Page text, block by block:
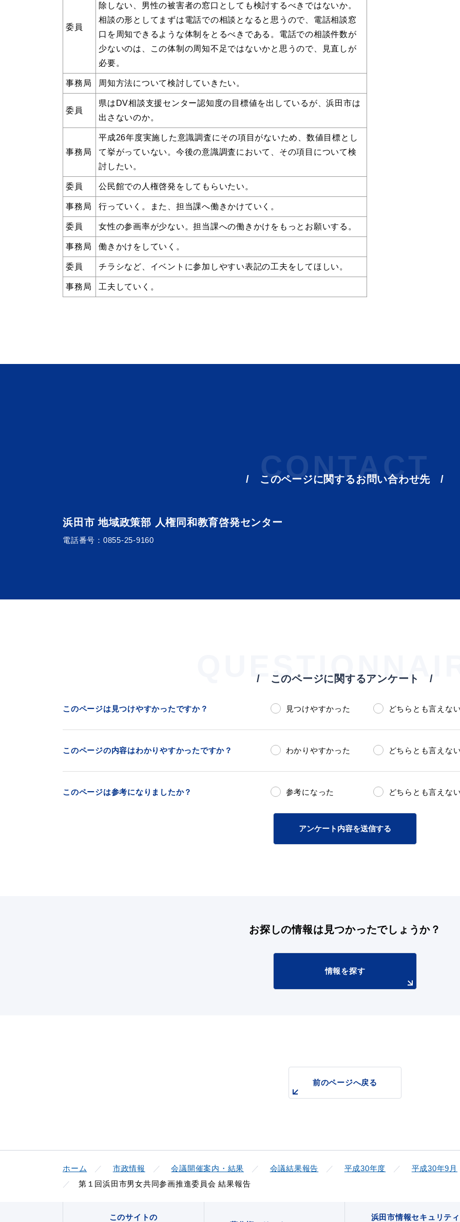
浜田市観光協会ポータルサイト「はまナビ」
委員
除しない、男性の被害者の窓口としても検討するべきではないか。
相談の形としてまずは電話での相談となると思うので、電話相談窓
口を周知できるような体制をとるべきである。電話での相談件数が
少ないのは、この体制の周知不足ではないかと思うので、見直しが
必要。
事務局 周知方法について検討していきたい。
委員
県はDV相談支援センター認知度の目標値を出しているが、浜田市は
出さないのか。
事務局
平成26年度実施した意識調査にその項目がないため、数値目標とし
て挙がっていない。今後の意識調査において、その項目について検
討したい。
委員 公民館での人権啓発をしてもらいたい。
事務局 行っていく。また、担当課へ働きかけていく。
委員 女性の参画率が少ない。担当課への働きかけをもっとお願いする。
事務局 働きかけをしていく。
委員 チラシなど、イベントに参加しやすい表記の工夫をしてほしい。
事務局 工夫していく。
CONTACT
このページに関するお問い合わせ先
浜田市 地域政策部 人権同和教育啓発センター
電話番号： 0855-25-9160
このページに関するアンケート
このページは見つけやすかったですか？ 見つけやすかった どちらとも言えない
このページの内容はわかりやすかったですか？ わかりやすかった どちらとも言えない
このページは参考になりましたか？ 参考になった どちらとも言えない
アンケート内容を送信する
お探しの情報は 見つかったでしょうか？
情報を探す
前のページへ戻る
ホーム 市政情報 会議開催案内・結果 会議結果報告 平成30年度
平成30年9月
第１回浜田市男女共同参画推進委員会 結果報告
このサイトの
浜田市情報セキュリティ